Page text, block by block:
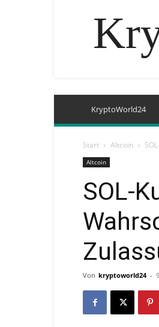
KryptoWorld24
Start Altcoin
Altcoin
SOL-
Von kryptoworld24 -